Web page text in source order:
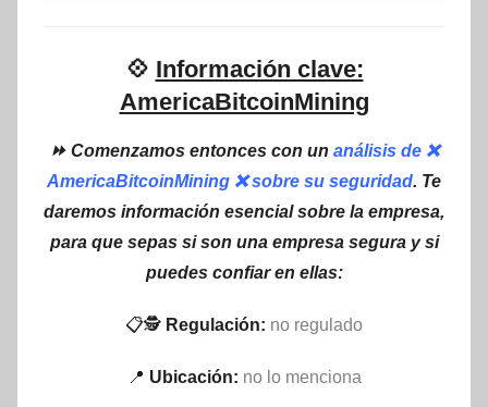
💠 Información clave:
AmericaBitcoinMining
⏩ Comenzamos entonces con un análisis de ❌
AmericaBitcoinMining ❌ sobre su seguridad. Te
daremos información esencial sobre la empresa,
para que sepas si son una empresa segura y si
puedes confiar en ellas:
📋🕵 Regulación: no regulado
📍 Ubicación: no lo menciona